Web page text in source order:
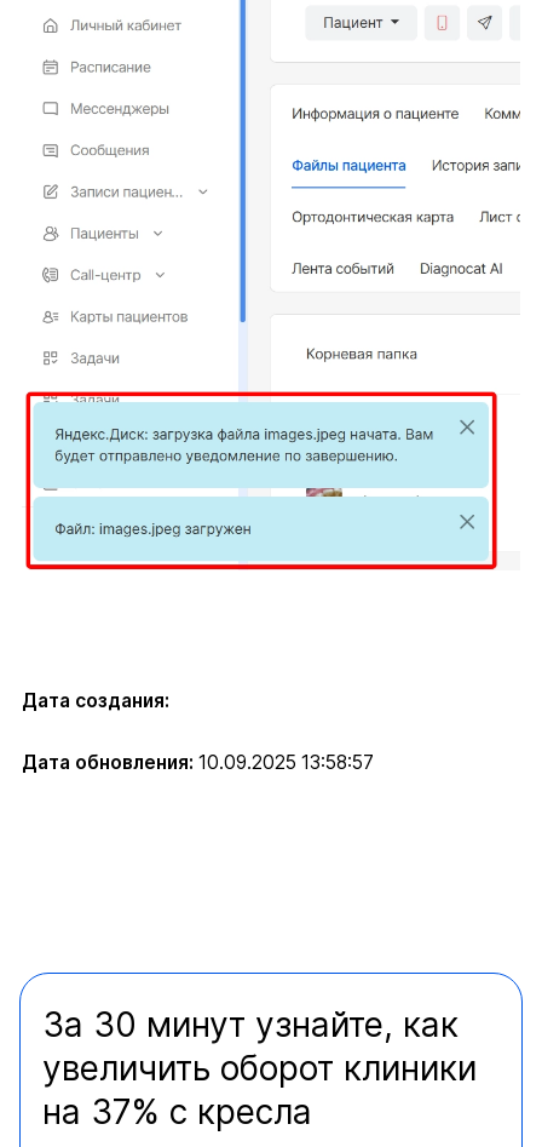
Дата создания:
Дата обновления: 10.09.2025 13:58:57
За 30 минут узнайте, как
увеличить оборот клиники
на 37% с кресла